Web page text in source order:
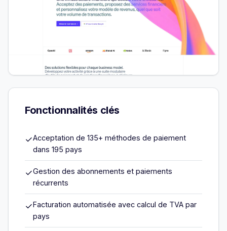
Fonctionnalités clés
✓Acceptation de 135+ méthodes de paiement
dans 195 pays
✓Gestion des abonnements et paiements
récurrents
✓Facturation automatisée avec calcul de TVA par
pays